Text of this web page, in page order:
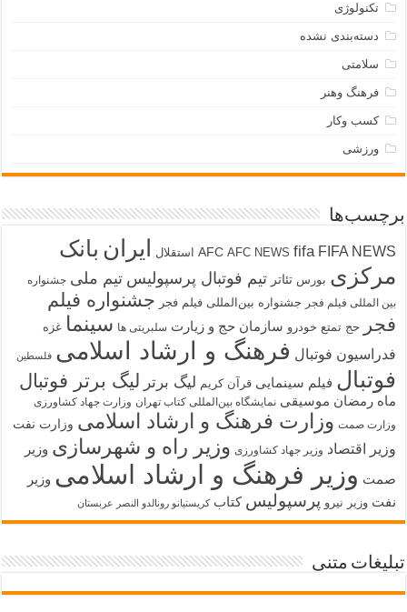
تکنولوژی
دسته‌بندی نشده
سلامتی
فرهنگ وهنر
کسب وکار
ورزشی
برچسب‌ها
AFC AFC NEWS fifa FIFA NEWS استقلال ایران بانک
مرکزی بورس تئاتر تیم فوتبال پرسپولیس تیم ملی جشنواره
بین المللی فیلم فجر جشنواره بین‌المللی فیلم فجر جشنواره فیلم
فجر
حج تمتع خودرو سازمان حج و زیارت سلبریتی ها سینما غزه
فدراسیون فوتبال فرهنگ و ارشاد اسلامی فلسطین
فوتبال فیلم سینمایی قرآن کریم لیگ برتر لیگ برتر فوتبال
ماه رمضان موسیقی نمایشگاه بین‌المللی کتاب تهران وزارت جهاد کشاورزی
وزارت صمت وزارت فرهنگ و ارشاد اسلامی وزارت نفت
وزیر اقتصاد وزیر جهاد کشاورزی وزیر راه و شهرسازی وزیر
صمت وزیر فرهنگ و ارشاد اسلامی وزیر
نفت وزیر نیرو پرسپولیس کتاب کریستیانو رونالدو النصر عربستان
تبلیغات متنی